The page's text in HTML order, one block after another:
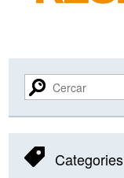
Categories